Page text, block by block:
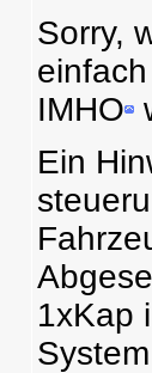
Sorry,
IMHO
Ein
1xKap